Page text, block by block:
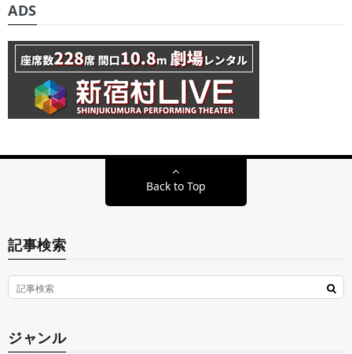
ADS
Back to Top
記事検索
ジャンル